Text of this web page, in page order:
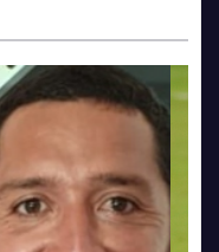
LA ROJA